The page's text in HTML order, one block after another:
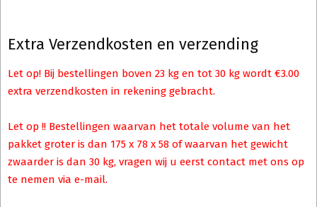
Extra Verzendkosten en verzending
Let op! Bij bestellingen boven 23 kg en tot 30 kg wordt €3.00
extra verzendkosten in rekening gebracht.
Let op !! Bestellingen waarvan het totale volume van het
pakket groter is dan 175 x 78 x 58 of waarvan het gewicht
zwaarder is dan 30 kg, vragen wij u eerst contact met ons op
te nemen via e-mail.